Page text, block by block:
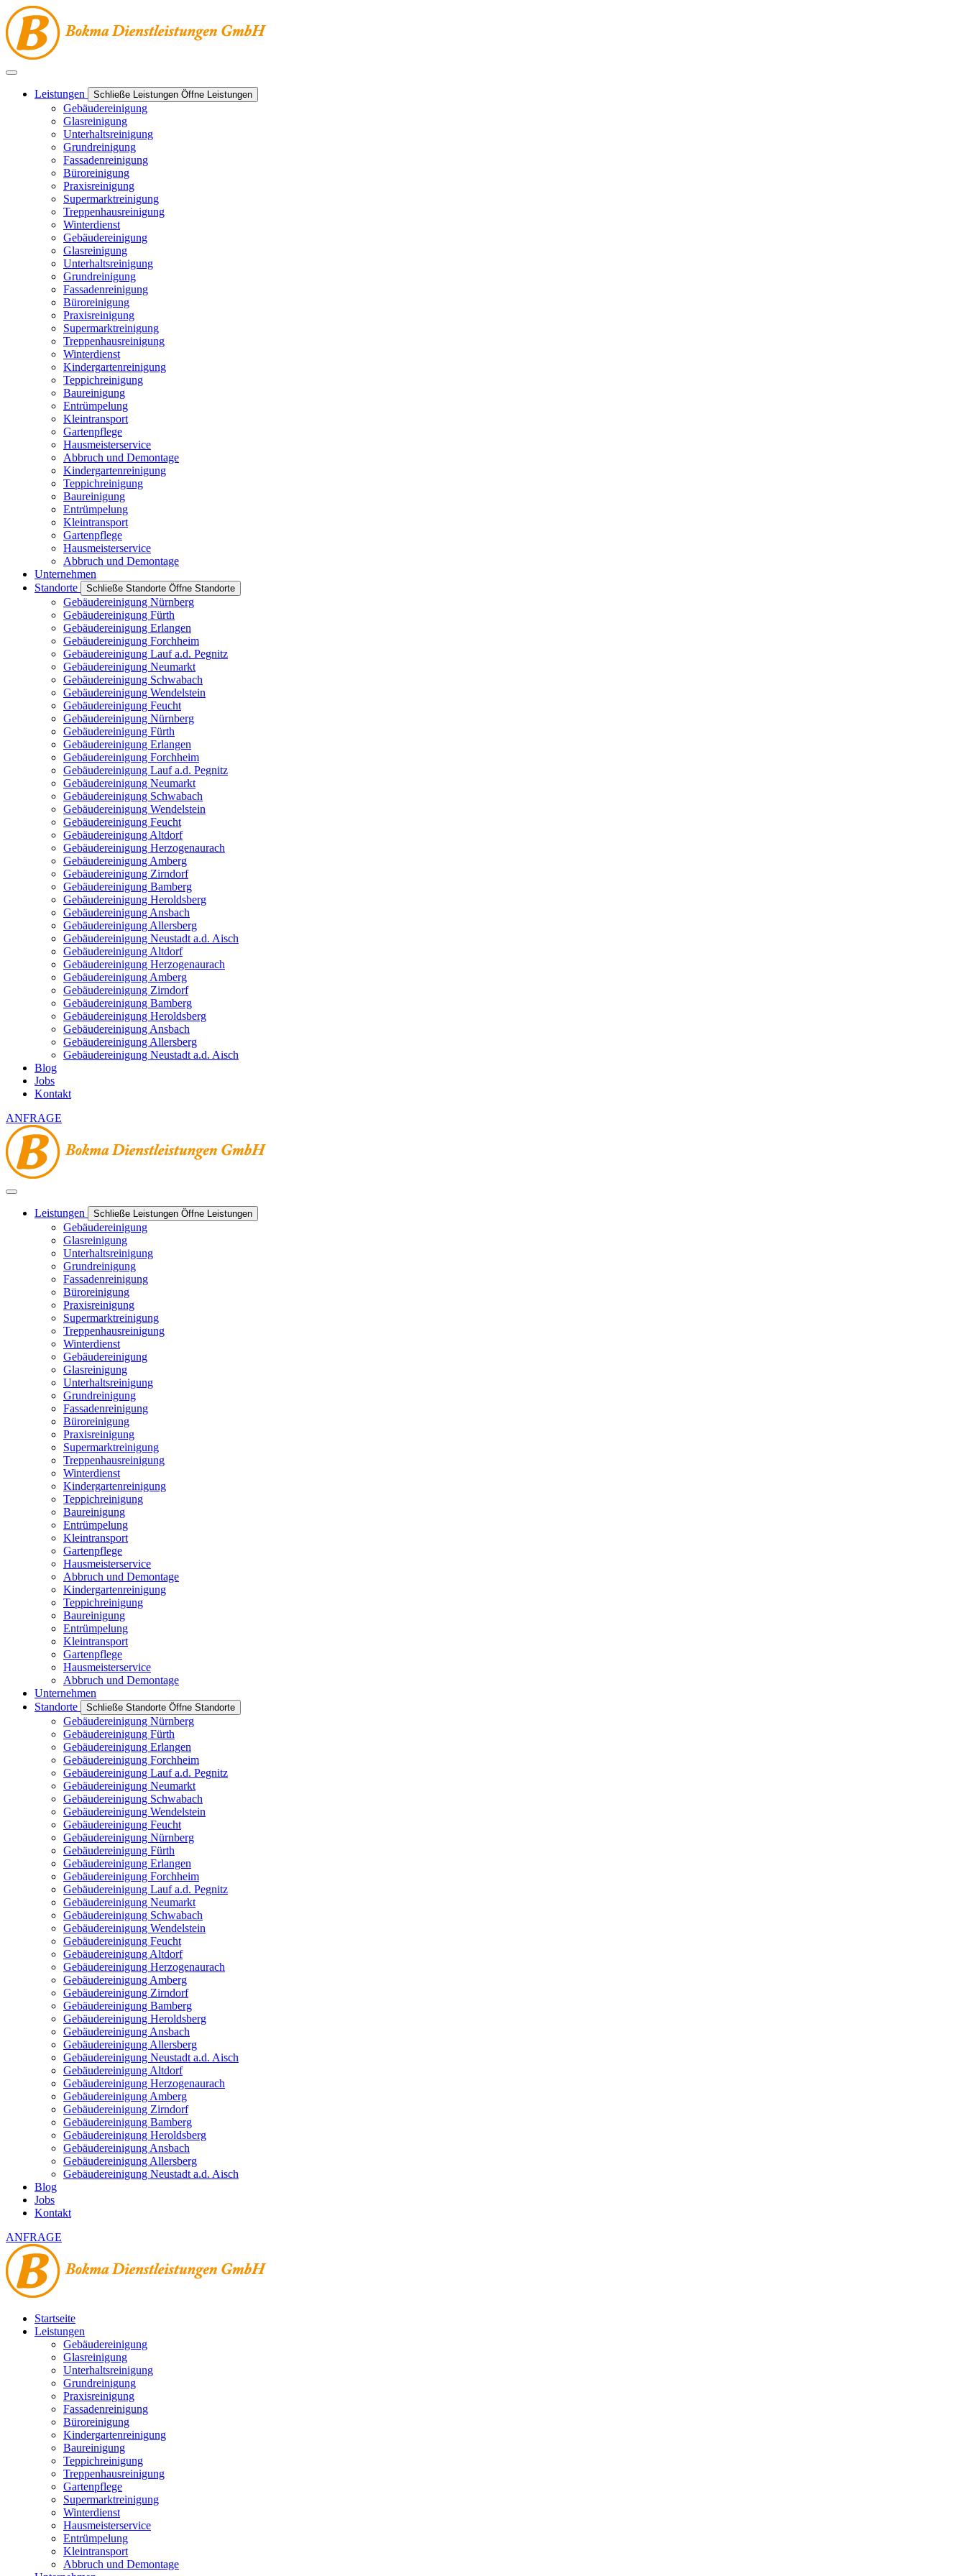
Leistungen Schließe Leistungen Öffne Leistungen
Gebäudereinigung
Glasreinigung
Unterhaltsreinigung
Grundreinigung
Fassadenreinigung
Büroreinigung
Praxisreinigung
Supermarktreinigung
Treppenhausreinigung
Winterdienst
Gebäudereinigung
Glasreinigung
Unterhaltsreinigung
Grundreinigung
Fassadenreinigung
Büroreinigung
Praxisreinigung
Supermarktreinigung
Treppenhausreinigung
Winterdienst
Kindergartenreinigung
Teppichreinigung
Baureinigung
Entrümpelung
Kleintransport
Gartenpflege
Hausmeisterservice
Abbruch und Demontage
Kindergartenreinigung
Teppichreinigung
Baureinigung
Entrümpelung
Kleintransport
Gartenpflege
Hausmeisterservice
Abbruch und Demontage
Unternehmen
Standorte
Schließe Standorte Öffne Standorte
Gebäudereinigung Nürnberg
Gebäudereinigung Fürth
Gebäudereinigung Erlangen
Gebäudereinigung Forchheim
Gebäudereinigung Lauf a.d. Pegnitz
Gebäudereinigung Neumarkt
Gebäudereinigung Schwabach
Gebäudereinigung Wendelstein
Gebäudereinigung Feucht
Gebäudereinigung Nürnberg
Gebäudereinigung Fürth
Gebäudereinigung Erlangen
Gebäudereinigung Forchheim
Gebäudereinigung Lauf a.d. Pegnitz
Gebäudereinigung Neumarkt
Gebäudereinigung Schwabach
Gebäudereinigung Wendelstein
Gebäudereinigung Feucht
Gebäudereinigung Altdorf
Gebäudereinigung Herzogenaurach
Gebäudereinigung Amberg
Gebäudereinigung Zirndorf
Gebäudereinigung Bamberg
Gebäudereinigung Heroldsberg
Gebäudereinigung Ansbach
Gebäudereinigung Allersberg
Gebäudereinigung Neustadt a.d. Aisch
Gebäudereinigung Altdorf
Gebäudereinigung Herzogenaurach
Gebäudereinigung Amberg
Gebäudereinigung Zirndorf
Gebäudereinigung Bamberg
Gebäudereinigung Heroldsberg
Gebäudereinigung Ansbach
Gebäudereinigung Allersberg
Gebäudereinigung Neustadt a.d. Aisch
Blog
Jobs
Kontakt
ANFRAGE
Leistungen Schließe Leistungen Öffne Leistungen
Gebäudereinigung
Glasreinigung
Unterhaltsreinigung
Grundreinigung
Fassadenreinigung
Büroreinigung
Praxisreinigung
Supermarktreinigung
Treppenhausreinigung
Winterdienst
Gebäudereinigung
Glasreinigung
Unterhaltsreinigung
Grundreinigung
Fassadenreinigung
Büroreinigung
Praxisreinigung
Supermarktreinigung
Treppenhausreinigung
Winterdienst
Kindergartenreinigung
Teppichreinigung
Baureinigung
Entrümpelung
Kleintransport
Gartenpflege
Hausmeisterservice
Abbruch und Demontage
Kindergartenreinigung
Teppichreinigung
Baureinigung
Entrümpelung
Kleintransport
Gartenpflege
Hausmeisterservice
Abbruch und Demontage
Unternehmen
Standorte
Schließe Standorte Öffne Standorte
Gebäudereinigung Nürnberg
Gebäudereinigung Fürth
Gebäudereinigung Erlangen
Gebäudereinigung Forchheim
Gebäudereinigung Lauf a.d. Pegnitz
Gebäudereinigung Neumarkt
Gebäudereinigung Schwabach
Gebäudereinigung Wendelstein
Gebäudereinigung Feucht
Gebäudereinigung Nürnberg
Gebäudereinigung Fürth
Gebäudereinigung Erlangen
Gebäudereinigung Forchheim
Gebäudereinigung Lauf a.d. Pegnitz
Gebäudereinigung Neumarkt
Gebäudereinigung Schwabach
Gebäudereinigung Wendelstein
Gebäudereinigung Feucht
Gebäudereinigung Altdorf
Gebäudereinigung Herzogenaurach
Gebäudereinigung Amberg
Gebäudereinigung Zirndorf
Gebäudereinigung Bamberg
Gebäudereinigung Heroldsberg
Gebäudereinigung Ansbach
Gebäudereinigung Allersberg
Gebäudereinigung Neustadt a.d. Aisch
Gebäudereinigung Altdorf
Gebäudereinigung Herzogenaurach
Gebäudereinigung Amberg
Gebäudereinigung Zirndorf
Gebäudereinigung Bamberg
Gebäudereinigung Heroldsberg
Gebäudereinigung Ansbach
Gebäudereinigung Allersberg
Gebäudereinigung Neustadt a.d. Aisch
Blog
Jobs
Kontakt
ANFRAGE
Startseite
Leistungen
Gebäudereinigung
Glasreinigung
Unterhaltsreinigung
Grundreinigung
Praxisreinigung
Fassadenreinigung
Büroreinigung
Kindergartenreinigung
Baureinigung
Teppichreinigung
Treppenhausreinigung
Gartenpflege
Supermarktreinigung
Winterdienst
Hausmeisterservice
Entrümpelung
Kleintransport
Abbruch und Demontage